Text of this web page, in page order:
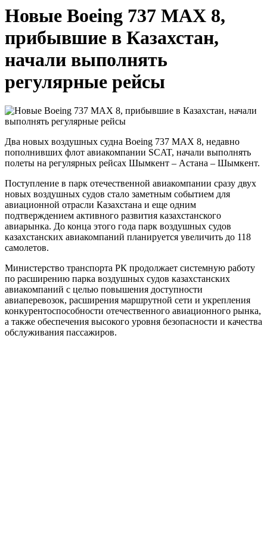
Новые Boeing 737 MAX 8,
прибывшие в Казахстан,
начали выполнять
регулярные рейсы
Два новых воздушных судна Boeing 737 MAX 8, недавно
пополнивших флот авиакомпании SCAT, начали выполнять
полеты на регулярных рейсах Шымкент – Астана – Шымкент.
Поступление в парк отечественной авиакомпании сразу двух
новых воздушных судов стало заметным событием для
авиационной отрасли Казахстана и еще одним
подтверждением активного развития казахстанского
авиарынка. До конца этого года парк воздушных судов
казахстанских авиакомпаний планируется увеличить до 118
самолетов.
Министерство транспорта РК продолжает системную работу
по расширению парка воздушных судов казахстанских
авиакомпаний с целью повышения доступности
авиаперевозок, расширения маршрутной сети и укрепления
конкурентоспособности отечественного авиационного рынка,
а также обеспечения высокого уровня безопасности и качества
обслуживания пассажиров.